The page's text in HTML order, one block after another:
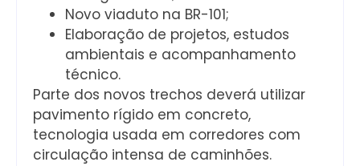
Novo viaduto na BR-101;
Elaboração de projetos, estudos
ambientais e acompanhamento
técnico.
Parte dos novos trechos deverá utilizar
pavimento rígido em concreto,
tecnologia usada em corredores com
circulação intensa de caminhões.